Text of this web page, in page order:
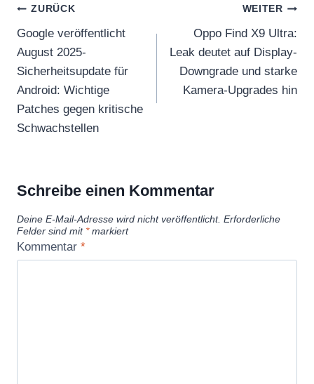
Beitragsnavigation
ZURÜCK
Google veröffentlicht
August 2025-
Sicherheitsupdate für
Android: Wichtige
Patches gegen kritische
Schwachstellen
WEITER
Oppo Find X9 Ultra:
Leak deutet auf Display-
Downgrade und starke
Kamera-Upgrades hin
Schreibe einen Kommentar
Deine E-Mail-Adresse wird nicht veröffentlicht. Erforderliche
Felder sind mit *markiert
Kommentar *